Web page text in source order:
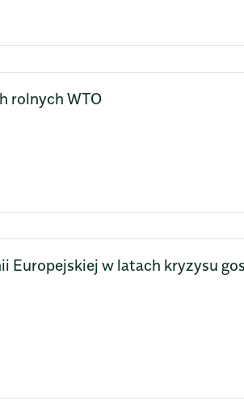
rolnych WTO
Europejskiej w latach kryzysu